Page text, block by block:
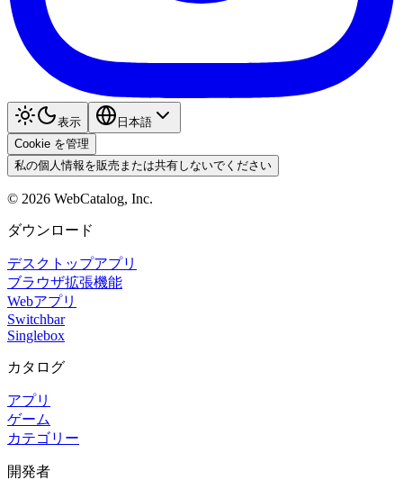
表示
日本語
Cookie を管理
私の個人情報を販売または共有しないでください
© 2026 WebCatalog, Inc.
ダウンロード
デスクトップアプリ
ブラウザ拡張機能
Webアプリ
Switchbar
Singlebox
カタログ
アプリ
ゲーム
カテゴリー
開発者